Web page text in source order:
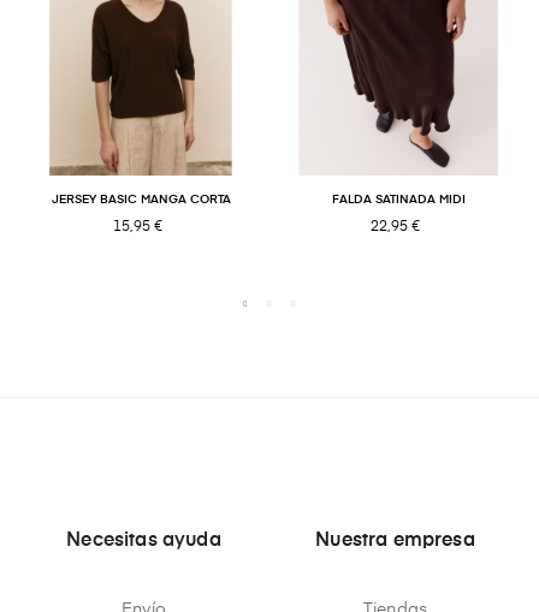
JERSEY BASIC MANGA CORTA
15,95 €
FALDA SATINADA MIDI
22,95 €
Necesitas ayuda Nuestra empresa